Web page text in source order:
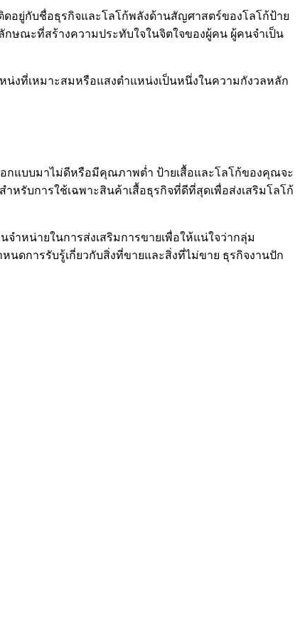
อยู่กับชื่อธุรกิจและโลโก้พลังด้านสัญศาสตร์ของโลโก้ป้าย
กษณะที่สร้างความประทับใจในจิตใจของผู้คน ผู้คนจำเป็น
น่งที่เหมาะสมหรือแสงตำแหน่งเป็นหนึ่งในความกังวลหลัก
กแบบมาไม่ดีหรือมีคุณภาพต่ำ ป้ายเสื้อและโลโก้ของคุณจะ
รับการใช้เฉพาะสินค้าเสื้อธุรกิจที่ดีที่สุดเพื่อส่งเสริมโลโก้
ำหน่ายในการส่งเสริมการขายเพื่อให้แน่ใจว่ากลุ่ม
ดการรับรู้เกี่ยวกับสิ่งที่ขายและสิ่งที่ไม่ขาย ธุรกิจงานปัก